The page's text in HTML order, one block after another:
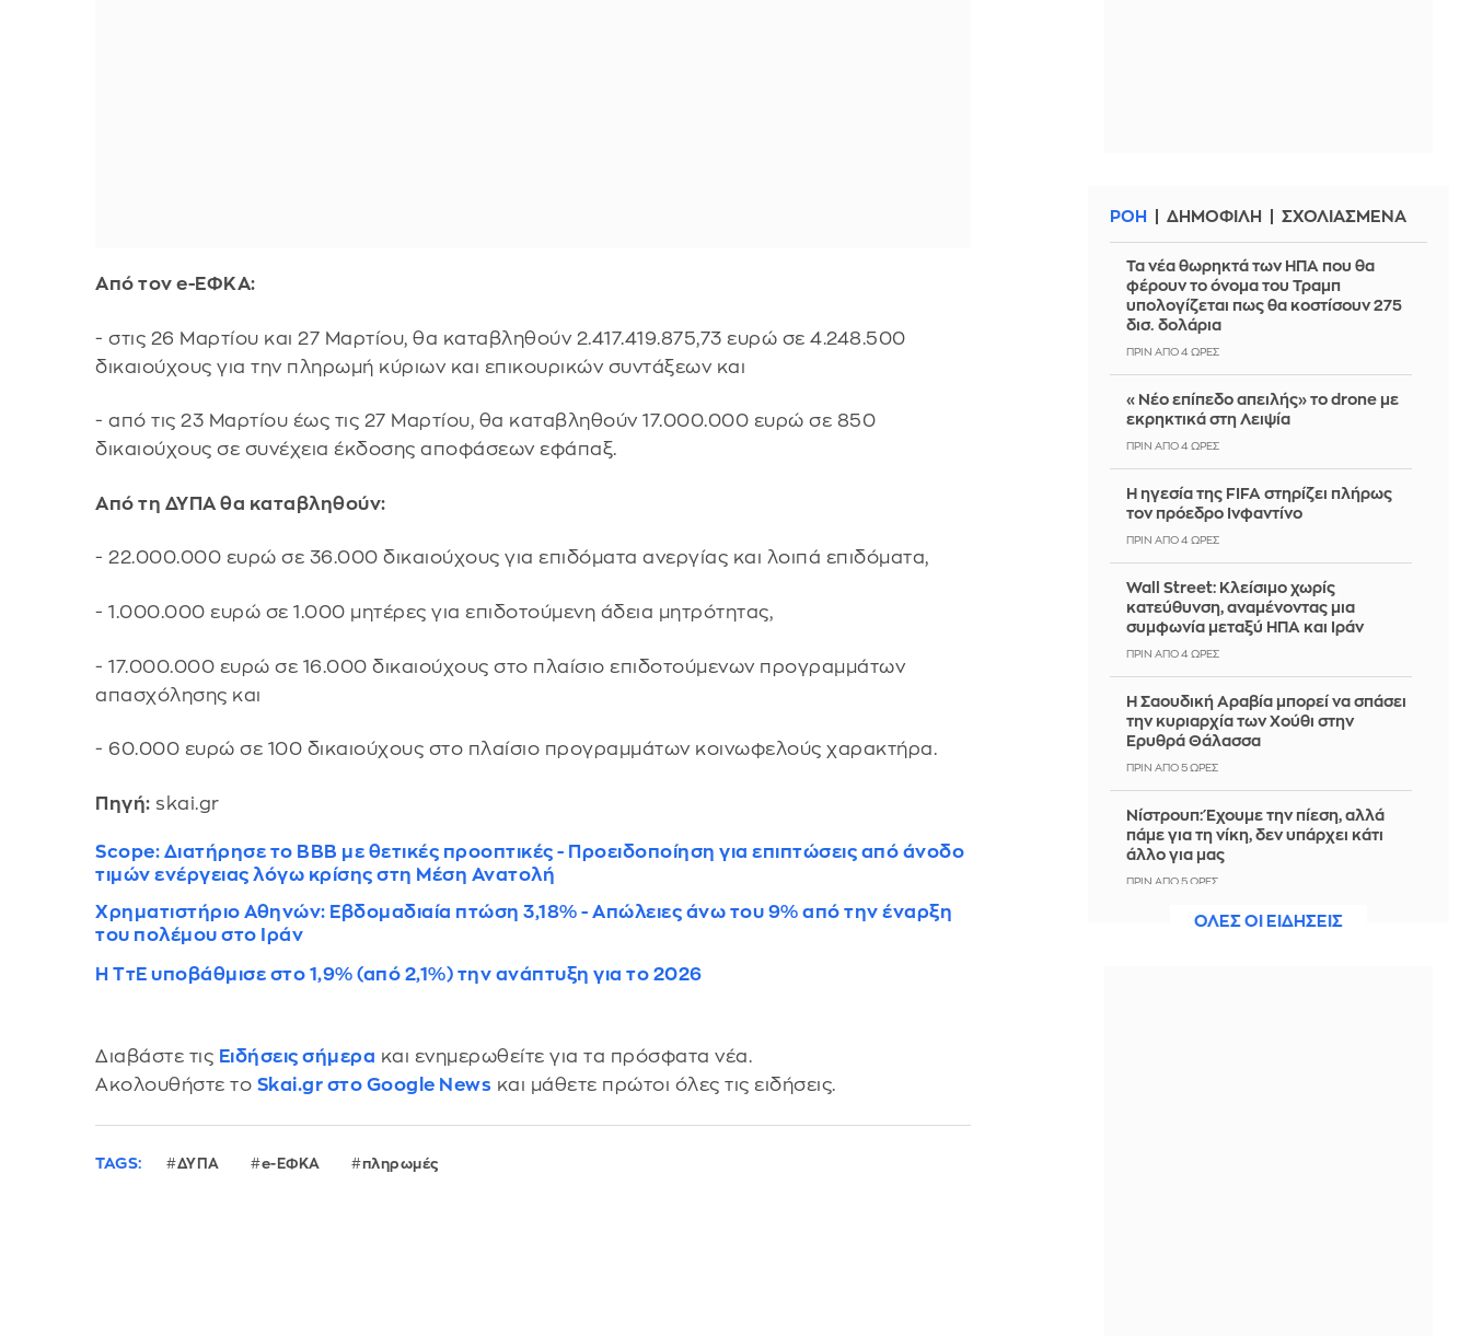
Από τον e-ΕΦΚΑ:
- στις 26 Μαρτίου και 27 Μαρτίου, θα καταβληθούν 2.417.419.875,73 ευρώ σε 4.248.500
δικαιούχους για την πληρωμή κύριων και επικουρικών συντάξεων και
- από τις 23 Μαρτίου έως τις 27 Μαρτίου, θα καταβληθούν 17.000.000 ευρώ σε 850
δικαιούχους σε συνέχεια έκδοσης αποφάσεων εφάπαξ.
Από τη ΔΥΠΑ θα καταβληθούν:
- 22.000.000 ευρώ σε 36.000 δικαιούχους για επιδόματα ανεργίας και λοιπά επιδόματα,
- 1.000.000 ευρώ σε 1.000 μητέρες για επιδοτούμενη άδεια μητρότητας,
- 17.000.000 ευρώ σε 16.000 δικαιούχους στο πλαίσιο επιδοτούμενων προγραμμάτων
απασχόλησης και
- 60.000 ευρώ σε 100 δικαιούχους στο πλαίσιο προγραμμάτων κοινωφελούς χαρακτήρα.
Πηγή: skai.gr
Scope: Διατήρησε το ΒΒΒ με θετικές προοπτικές - Προειδοποίηση για επιπτώσεις από άνοδο
τιμών ενέργειας λόγω κρίσης στη Μέση Ανατολή
Χρηματιστήριο Αθηνών: Εβδομαδιαία πτώση 3,18% - Απώλειες άνω του 9% από την έναρξη
του πολέμου στο Ιράν
Η ΤτΕ υποβάθμισε στο 1,9% (από 2,1%) την ανάπτυξη για το 2026
Διαβάστε τις Ειδήσεις σήμερα και ενημερωθείτε για τα πρόσφατα νέα.
Ακολουθήστε το Skai.gr στο Google News και μάθετε πρώτοι όλες τις ειδήσεις.
TAGS: ΔΥΠΑ e-ΕΦΚΑ πληρωμές
ΡΟΗ ΔΗΜΟΦΙΛΗ ΣΧΟΛΙΑΣΜΕΝΑ
Τα νέα θωρηκτά των ΗΠΑ που θα
φέρουν το όνομα του Τραμπ
υπολογίζεται πως θα κοστίσουν 275
δισ. δολάρια
ΠΡΙΝ ΑΠΌ 4 ΏΡΕΣ
«Νέο επίπεδο απειλής» το drone με
εκρηκτικά στη Λειψία
ΠΡΙΝ ΑΠΌ 4 ΏΡΕΣ
Η ηγεσία της FIFA στηρίζει πλήρως
τον πρόεδρο Ινφαντίνο
ΠΡΙΝ ΑΠΌ 4 ΏΡΕΣ
Wall Street: Κλείσιμο χωρίς
κατεύθυνση, αναμένοντας μια
συμφωνία μεταξύ ΗΠΑ και Ιράν
ΠΡΙΝ ΑΠΌ 4 ΏΡΕΣ
Η Σαουδική Αραβία μπορεί να σπάσει
την κυριαρχία των Χούθι στην
Ερυθρά Θάλασσα
ΠΡΙΝ ΑΠΌ 5 ΏΡΕΣ
Νίστρουπ: Έχουμε την πίεση, αλλά
πάμε για τη νίκη, δεν υπάρχει κάτι
άλλο για μας
ΠΡΙΝ ΑΠΌ 5 ΏΡΕΣ
Άννα Πρέλεβιτς: Το τρυφερό
ΟΛΕΣ ΟΙ ΕΙΔΗΣΕΙΣ